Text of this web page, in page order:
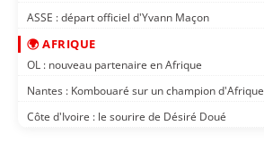
ASSE : départ officiel d'Yvann Maçon
🌍 AFRIQUE
OL : nouveau partenaire en Afrique
Nantes : Kombouaré sur un champion d'Afrique
Côte d'Ivoire : le sourire de Désiré Doué